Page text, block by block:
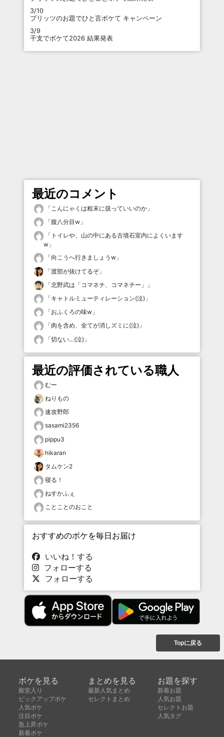
3/10
プリッツのお題でひと言ボケて キャンペーン
3/9
干支でボケて2026 結果発表
最近のコメント
「こんにゃくは粗末に扱っていいのか 」
「腹八分目w 」
「 トイレや、山の中にある古墳石室内によくいます
w 」
「向こうへ行きましょうw 」
「渡部が抜けてるぞ」
「北野武は「コマネチ、コマネチー」
」
「キャトルミューティレーション(泣) 」
「おふくろの味w 」
「肉を含め、全てが消しズミに(泣) 」
「切ない…(泣) 」
最近の評価されている職人
むー
ねりもの
速攻野郎
sasami2356
pippu3
hikaran
タムケン2
寝る！
ねすかふぇ
ことことのおこと
おすすめのボケを毎日お届け
いいね！する
フォローする
フォローする
Topに戻る
ボケを見る
殿堂入り
ピックアップボケ
人気ボケ
注目ボケ
急上昇ボケ
新着ボケ
まとめを見る
最新人気まとめ
セレクトまとめ
お題を探す
新着お題
人気お題
セレクトお題
人気タグ